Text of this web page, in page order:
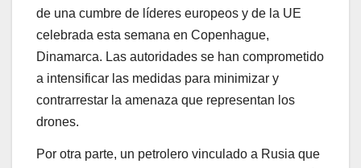
de una cumbre de líderes europeos y de la UE
celebrada esta semana en Copenhague,
Dinamarca. Las autoridades se han comprometido
a intensificar las medidas para minimizar y
contrarrestar la amenaza que representan los
drones.
Por otra parte, un petrolero vinculado a Rusia que